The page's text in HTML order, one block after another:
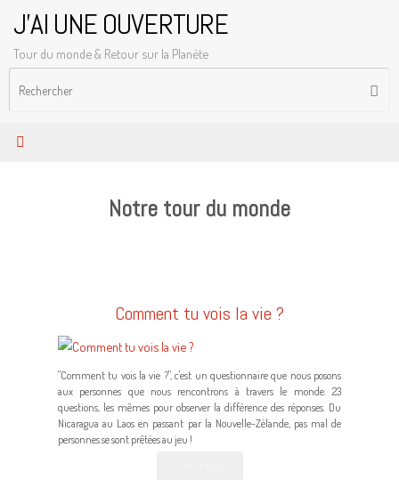
contenu
J'AI UNE OUVERTURE
Tour du monde & Retour sur la Planète
Notre tour du monde
Comment tu vois la vie ?
"Comment tu vois la vie ?", c'est un questionnaire que nous posons
aux personnes que nous rencontrons à travers le monde. 23
questions, les mêmes pour observer la différence des réponses. Du
Nicaragua au Laos en passant par la Nouvelle-Zélande, pas mal de
personnes se sont prêtées au jeu !